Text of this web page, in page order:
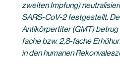
zweiten Impfung)
SARS-CoV-2 festgestellt.
Antikörpertiter (GMT) betrug
fache bzw. 2,8-fache
in den humanen